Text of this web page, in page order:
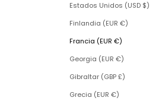
Estados Unidos (USD $)
Finlandia (EUR €)
Francia (EUR €)
Georgia (EUR €)
Gibraltar (GBP £)
Grecia (EUR €)